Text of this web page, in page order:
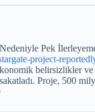
Pek
project-
belirsizlikler ve
Proje, 500